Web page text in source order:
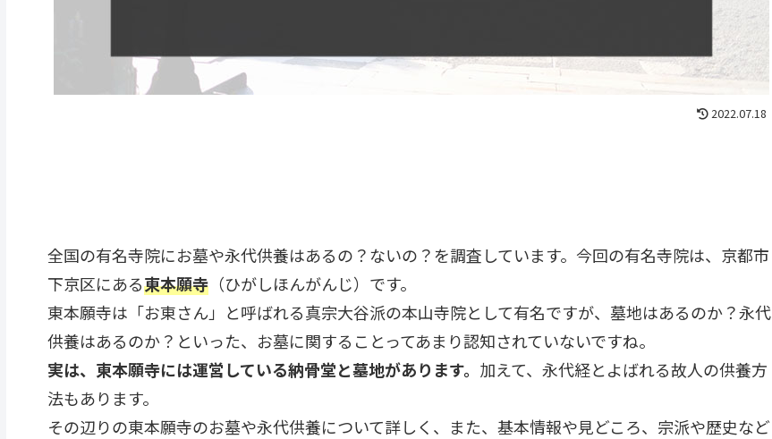
2022.07.18
全国の有名寺院にお墓や永代供養はあるの？ないの？を調査しています。今回の有名寺院は、京都市
下京区にある東本願寺（ひがしほんがんじ）です。
東本願寺は「お東さん」と呼ばれる真宗大谷派の本山寺院として有名ですが、墓地はあるのか？永代
供養はあるのか？といった、お墓に関することってあまり認知されていないですね。
実は、東本願寺には運営している納骨堂と墓地があります。 加えて、永代経とよばれる故人の供養方
法もあります。
その辺りの東本願寺のお墓や永代供養について詳しく、また、基本情報や見どころ、宗派や歴史など